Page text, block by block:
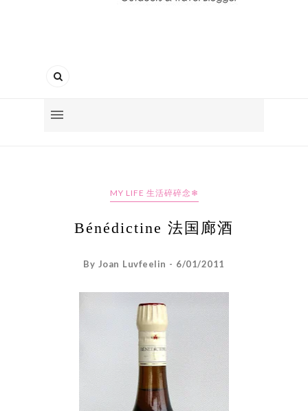
MY LIFE 生活碎碎念❄
Bénédictine 法国廊酒
By Joan Luvfeelin - 6/01/2011